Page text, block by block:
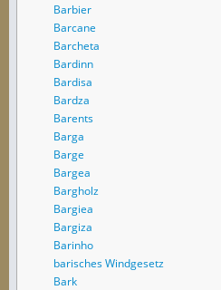
Barbier
Barcane
Barcheta
Bardinn
Bardisa
Bardza
Barents
Barga
Barge
Bargea
Bargholz
Bargiea
Bargiza
Barinho
barisches Windgesetz
Bark